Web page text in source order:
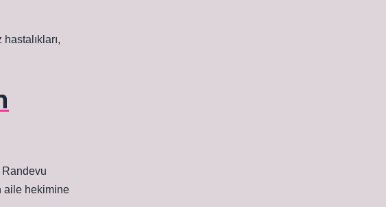
aile hekimine